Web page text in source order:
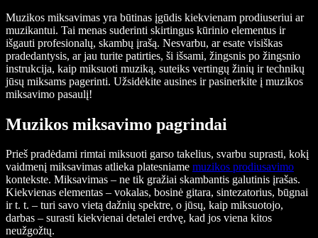
Muzikos miksavimas yra būtinas įgūdis kiekvienam prodiuseriui ar
muzikantui. Tai menas suderinti skirtingus kūrinio elementus ir
išgauti profesionalų, skambų įrašą. Nesvarbu, ar esate visiškas
pradedantysis, ar jau turite patirties, ši išsami, žingsnis po žingsnio
instrukcija, kaip miksuoti muziką, suteiks vertingų žinių ir technikų
jūsų miksams pagerinti. Užsidėkite ausines ir pasinerkite į muzikos
miksavimo pasaulį!
Muzikos miksavimo pagrindai
Prieš pradėdami rimtai miksuoti garso takelius, svarbu suprasti, kokį
vaidmenį miksavimas atlieka platesniame muzikos prodiusavimo
kontekste. Miksavimas – ne tik gražiai skambantis galutinis įrašas.
Kiekvienas elementas – vokalas, bosinė gitara, sintezatorius, būgnai
ir t. t. – turi savo vietą dažnių spektre, o jūsų, kaip miksuotojo,
darbas – surasti kiekvienai detalei erdvę, kad jos viena kitos
neužgožtų.